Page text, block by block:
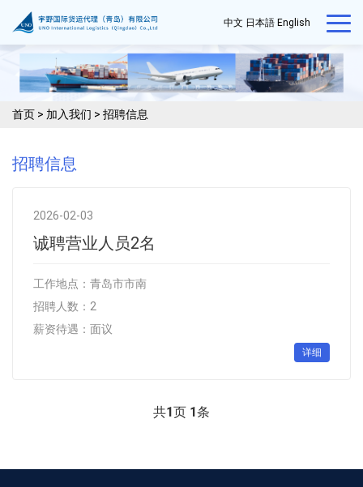
中文 日本語 English
首页 > 加入我们 > 招聘信息
招聘信息
2026-02-03
诚聘营业人员2名
工作地点：青岛市市南
招聘人数：2
薪资待遇：面议
详细
共1页 1条